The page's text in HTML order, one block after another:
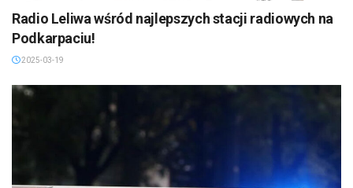
Radio Leliwa wśród najlepszych stacji radiowych na
Podkarpaciu!
2025-03-19